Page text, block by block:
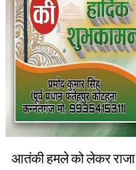
आतंकी हमले को लेकर राजा